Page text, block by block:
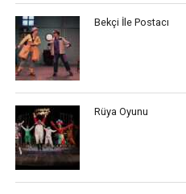
Bekçi İle Postacı
Rüya Oyunu